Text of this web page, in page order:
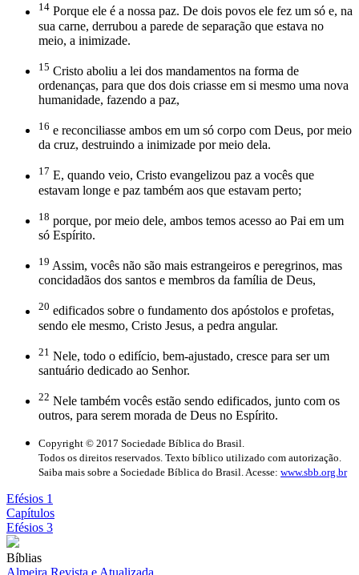
14 Porque ele é a nossa paz. De dois povos ele fez um só e, na
sua carne, derrubou a parede de separação que estava no
meio, a inimizade.
15 Cristo aboliu a lei dos mandamentos na forma de
ordenanças, para que dos dois criasse em si mesmo uma nova
humanidade, fazendo a paz,
16 e reconciliasse ambos em um só corpo com Deus, por meio
da cruz, destruindo a inimizade por meio dela.
17 E, quando veio, Cristo evangelizou paz a vocês que
estavam longe e paz também aos que estavam perto;
18 porque, por meio dele, ambos temos acesso ao Pai em um
só Espírito.
19 Assim, vocês não são mais estrangeiros e peregrinos, mas
concidadãos dos santos e membros da família de Deus,
20 edificados sobre o fundamento dos apóstolos e profetas,
sendo ele mesmo, Cristo Jesus, a pedra angular.
21 Nele, todo o edifício, bem-ajustado, cresce para ser um
santuário dedicado ao Senhor.
22 Nele também vocês estão sendo edificados, junto com os
outros, para serem morada de Deus no Espírito.
Copyright © 2017 Sociedade Bíblica do Brasil.
Todos os direitos reservados. Texto bíblico utilizado com autorização.
Saiba mais sobre a Sociedade Bíblica do Brasil. Acesse: www.sbb.org.br
Efésios 1
Capítulos
Efésios 3
Bíblias